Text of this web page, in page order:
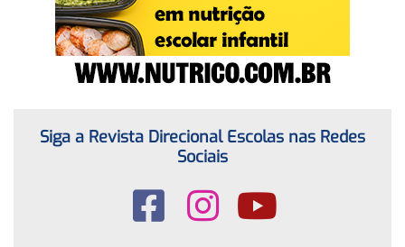
Siga a Revista Direcional Escolas nas Redes
Sociais